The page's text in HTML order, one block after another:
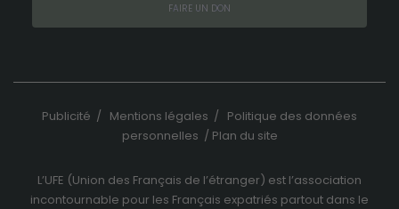
FAIRE UN DON
Publicité / Mentions légales / Politique des données
personnelles / Plan du site
L’UFE (Union des Français de l’étranger) est l’association
incontournable pour les Français expatriés partout dans le